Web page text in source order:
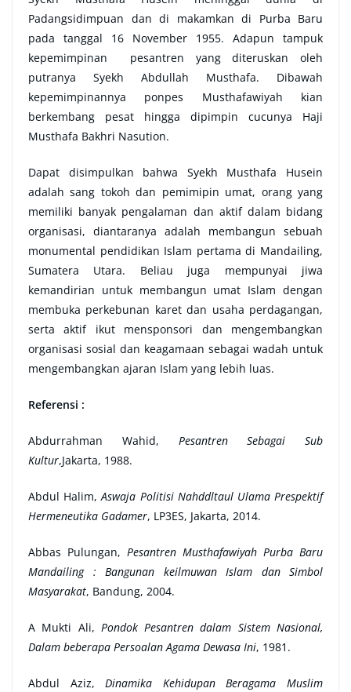
Padangsidimpuan dan di makamkan di Purba Baru
pada tanggal 16 November 1955. Adapun tampuk
kepemimpinan pesantren yang diteruskan oleh
putranya Syekh Abdullah Musthafa. Dibawah
kepemimpinannya ponpes Musthafawiyah kian
berkembang pesat hingga dipimpin cucunya Haji
Musthafa Bakhri Nasution.
Dapat disimpulkan bahwa Syekh Musthafa Husein
adalah sang tokoh dan pemimipin umat, orang yang
memiliki banyak pengalaman dan aktif dalam bidang
organisasi, diantaranya adalah membangun sebuah
monumental pendidikan Islam pertama di Mandailing,
Sumatera Utara. Beliau juga mempunyai jiwa
kemandirian untuk membangun umat Islam dengan
membuka perkebunan karet dan usaha perdagangan,
serta aktif ikut mensponsori dan mengembangkan
organisasi sosial dan keagamaan sebagai wadah untuk
mengembangkan ajaran Islam yang lebih luas.
Referensi :
Abdurrahman Wahid, Pesantren Sebagai Sub
Kultur,Jakarta, 1988.
Abdul Halim,Aswaja Politisi Nahddltaul Ulama Prespektif
Hermeneutika Gadamer, LP3ES, Jakarta, 2014.
Abbas Pulungan, Pesantren Musthafawiyah Purba Baru
Mandailing : Bangunan keilmuwan Islam dan Simbol
Masyarakat, Bandung, 2004.
A Mukti Ali, Pondok Pesantren dalam Sistem Nasional,
Dalam beberapa Persoalan Agama Dewasa Ini, 1981.
Abdul Aziz,Dinamika Kehidupan Beragama Muslim